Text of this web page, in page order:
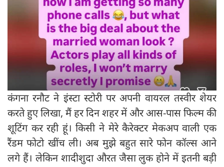
कंगना रनौट ने इंस्टा स्टोरी पर अपनी वायरल तस्वीर शेयर
करते हुए लिखा, मैं हर दिन शहर में और आस-पास फिल्म की
शूटिंग कर रही हूं। किसी ने मेरे कैरेक्टर मेकअप वाली एक
रैंडम फोटो खींच ली। अब मुझे बहुत सारे फोन कॉल्स आने
लगे हैं। लेकिन शादीशुदा औरत जैसा लुक होने में इतनी बड़ी